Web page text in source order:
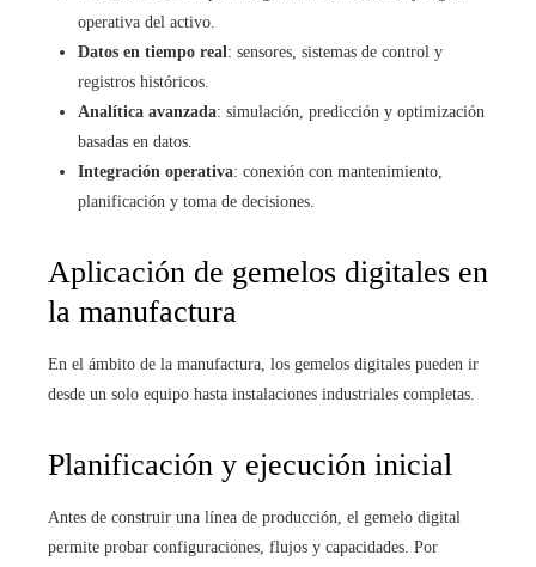
operativa del activo.
Datos en tiempo real: sensores, sistemas de control y
registros históricos.
Analítica avanzada: simulación, predicción y optimización
basadas en datos.
Integración operativa: conexión con mantenimiento,
planificación y toma de decisiones.
Aplicación de gemelos digitales en
la manufactura
En el ámbito de la manufactura, los gemelos digitales pueden ir
desde un solo equipo hasta instalaciones industriales completas.
Planificación y ejecución inicial
Antes de construir una línea de producción, el gemelo digital
permite probar configuraciones, flujos y capacidades. Por